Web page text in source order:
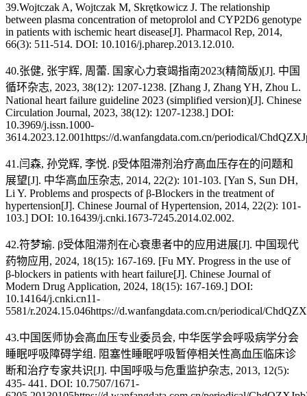
39.Wojtczak A, Wojtczak M, Skrętkowicz J. The relationship
between plasma concentration of metoprolol and CYP2D6 genotype
in patients with ischemic heart disease[J]. Pharmacol Rep, 2014,
66(3): 511-514. DOI: 10.1016/j.pharep.2013.12.010.
40.张健, 张宇辉, 周蕾. 国家心力衰竭指南2023(精简版)[J]. 中国
循环杂志, 2023, 38(12): 1207-1238. [Zhang J, Zhang YH, Zhou L.
National heart failure guideline 2023 (simplified version)[J]. Chinese
Circulation Journal, 2023, 38(12): 1207-1238.] DOI:
10.3969/j.issn.1000-
3614.2023.12.001https://d.wanfangdata.com.cn/periodical/
41.闫森, 孙党辉, 李悦. β受体阻滞剂治疗高血压存在的问题和
展望[J]. 中华高血压杂志, 2014, 22(2): 101-103. [Yan S, Sun DH,
Li Y. Problems and prospects of β-Blockers in the treatment of
hypertension[J]. Chinese Journal of Hypertension, 2014, 22(2): 101-
103.] DOI: 10.16439/j.cnki.1673-7245.2014.02.002.
42.符梦瑜. β受体阻滞剂在心衰患者中的应用进展[J]. 中国现代
药物应用, 2024, 18(15): 167-169. [Fu MY. Progress in the use of
β-blockers in patients with heart failure[J]. Chinese Journal of
Modern Drug Application, 2024, 18(15): 167-169.] DOI:
10.14164/j.cnki.cn11-
5581/r.2024.15.046https://d.wanfangdata.com.cn/periodical/
43.中国医师协会高血压专业委员会, 中华医学会呼吸病学分会
睡眠呼吸障碍学组. 阻塞性睡眠呼吸暂停相关性高血压临床诊
断和治疗专家共识[J]. 中国呼吸与危重监护杂志, 2013, 12(5):
435- 441. DOI: 10.7507/1671-